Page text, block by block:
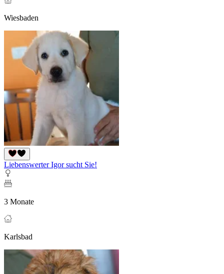
Wiesbaden
Liebenswerter Igor sucht Sie!
3 Monate
Karlsbad